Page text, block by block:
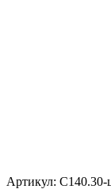
Артикул: